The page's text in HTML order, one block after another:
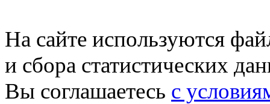
На сайте используются
и сбора статистических
Вы соглашаетесь с